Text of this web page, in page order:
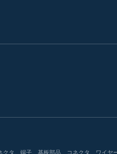
タ、端子、基板部品、コネクタ、ワイ